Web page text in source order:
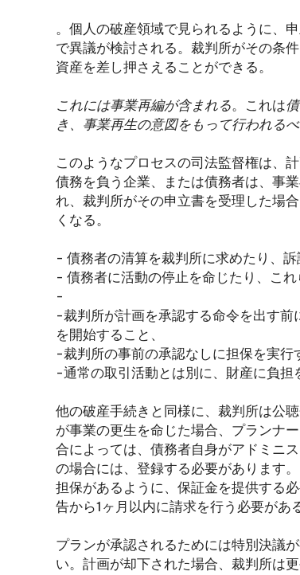
。個人の破産領域で見られるように、
で異議が検討される。裁判所がその条
資産を差し押さえることができる。
これには事業再編が含まれる。これは
き、事業再生の意図をもって行われるべ
このようなプロセスの司法監督権は、
債務を負う企業、または債務者は、事
れ、裁判所がその申立書を受理した場
くなる。
- 債務者の清算を裁判所に求めたり、訴
- 債務者に活動の停止を命じたり、こ
-
-裁判所が計画を承認する命令を出す
を開始すること、
-裁判所の事前の承認なしに担保を実行
-通常の取引活動とは別に、財産に負担
他の破産手続きと同様に、裁判所は公
が事業の更生を命じた場合、プランナ
合によっては、債務者自身がアドミニ
の場合には、登録する必要があります
担保があるように、保証金を提供する
告から1ヶ月以内に請求を行う必要がある
プランが承認されるためには特別決議
い。計画が却下された場合、裁判所は